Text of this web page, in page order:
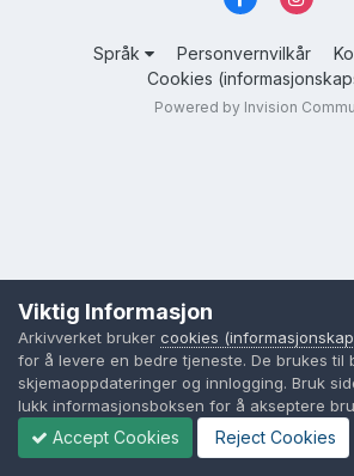
Språk Personvernvilkår
Cookies
Powered by Invision
Viktig Informasjon
Arkivverket bruker cookies
for å levere en bedre tjeneste. De brukes til
skjemaoppdateringer og innlogging. Bruk
lukk informasjonsboksen for å akseptere
Accept Cookies Reject Cookies